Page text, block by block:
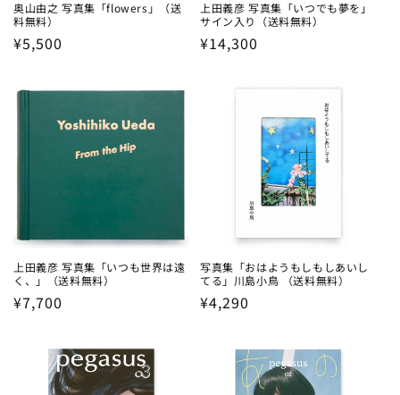
奥山由之 写真集「flowers」（送
料無料）
Regular
¥5,500
上田義彦 写真集「いつでも夢を」
サイン入り（送料無料）
Regular
¥14,300
上田義彦 写真集「いつも世界は遠
く、」（送料無料）
Regular
¥7,700
写真集「おはようもしもしあいし
てる」川島小鳥 （送料無料）
Regular
¥4,290